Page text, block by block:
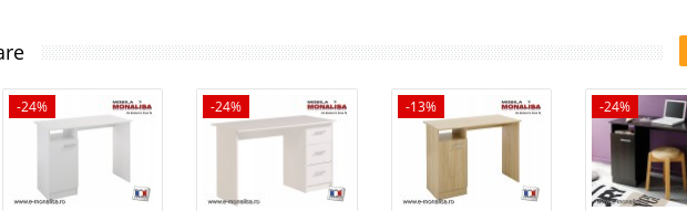
-24% -24% -13% -24%